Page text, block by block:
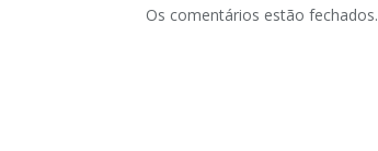
Os comentários estão fechados.